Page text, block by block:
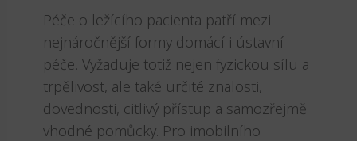
Péče o ležícího pacienta patří mezi
nejnáročnější formy domácí i ústavní
péče. Vyžaduje totiž nejen fyzickou sílu a
trpělivost, ale také určité znalosti,
dovednosti, citlivý přístup a samozřejmě
vhodné pomůcky. Pro imobilního